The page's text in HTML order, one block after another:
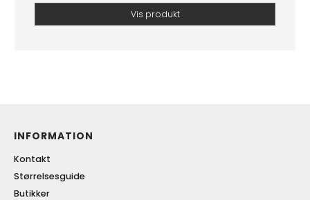
Vis produkt
INFORMATION
Kontakt
Størrelsesguide
Butikker